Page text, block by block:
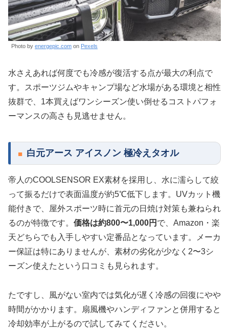
Photo by energepic.com on Pexels
水さえあれば何度でも冷感が復活する点が最大の利点で
す。スポーツジムやキャンプ場など水場がある環境と相性
抜群で、1本買えばワンシーズン使い倒せるコストパフォ
ーマンスの高さも見逃せません。
白元アース アイスノン 極冷えタオル
帝人のCOOLSENSOR EX素材を採用し、水に濡らして絞
って振るだけで表面温度が約5℃低下します。UVカット機
能付きで、屋外スポーツ時に首元の日焼け対策も兼ねられ
るのが特徴です。 価格は約800〜1,000円 で、Amazon・楽
天どちらでも入手しやすい定番品となっています。メーカ
ー保証は特にありませんが、素材の劣化が少なく2〜3シ
ーズン使えたという口コミも見られます。
たですし、風がない室内では気化が遅く冷感の回復にやや
時間がかかります。扇風機やハンディファンと併用すると
冷却効率が上がるので試してみてください。